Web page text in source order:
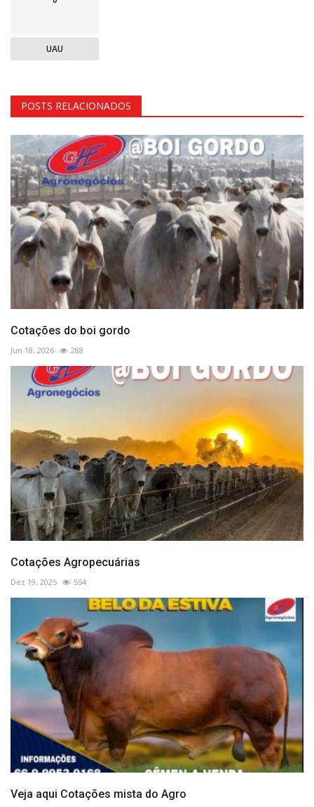
UAU
POSTS RELACIONADOS
Cotações do boi gordo
Jun 18, 2026 288
Cotações Agropecuárias
Dez 19, 2025 554
Veja aqui Cotações mista do Agro